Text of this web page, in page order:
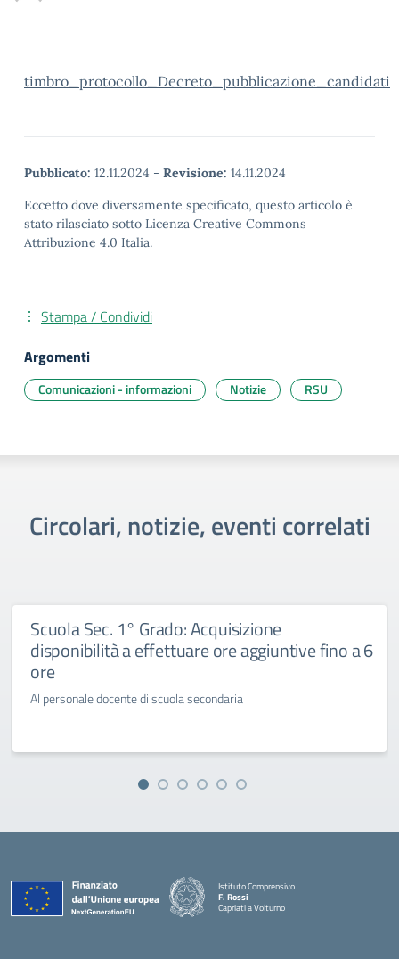
timbro_protocollo_Decreto_pubblicazione_candidati
Pubblicato: 12.11.2024 - Revisione: 14.11.2024
Eccetto dove diversamente specificato, questo articolo è
stato rilasciato sotto Licenza Creative Commons
Attribuzione 4.0 Italia.
Stampa / Condividi
Argomenti
Comunicazioni - informazioni Notizie RSU
Circolari, notizie, eventi correlati
Scuola Sec. 1° Grado: Acquisizione
disponibilità a effettuare ore aggiuntive fino a 6
ore
Al personale docente di scuola secondaria
Istituto Comprensivo
F. Rossi
Capriati a Volturno
— Visita la pagina iniziale della scuola